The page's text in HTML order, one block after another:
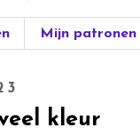
Mijn patronen
kleur